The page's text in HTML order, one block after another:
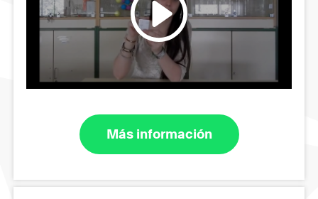
Más información